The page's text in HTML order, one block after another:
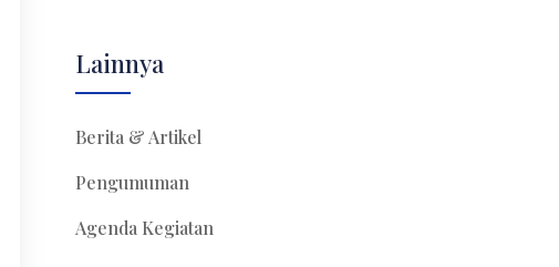
Lainnya
Berita & Artikel
Pengumuman
Agenda Kegiatan